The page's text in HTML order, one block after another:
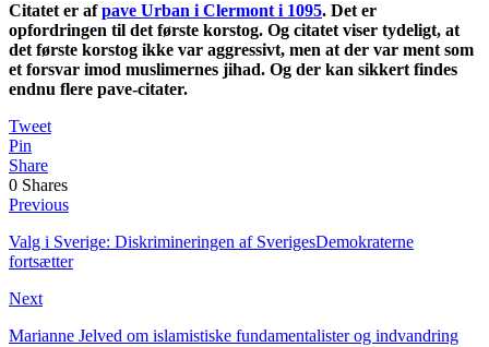
Citatet er afpave Urban i Clermont i 1095. Det er
opfordringen til det første korstog. Og citatet viser tydeligt, at
det første korstog ikke var aggressivt, men at der var ment som
et forsvar imod muslimernes jihad. Og der kan sikkert findes
endnu flere pave-citater.
Tweet
Pin
Share
0 Shares
Previous
Valg i Sverige: Diskrimineringen af SverigesDemokraterne
fortsætter
Next
Marianne Jelved om islamistiske fundamentalister og indvandring